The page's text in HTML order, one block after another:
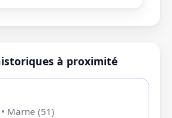
à proximité
Marne (51)